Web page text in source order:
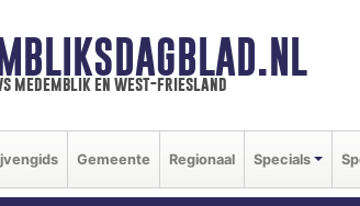
medemblik en west-friesland
Gemeente Regionaal Specials